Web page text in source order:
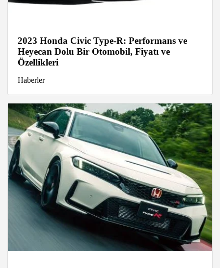
2023 Honda Civic Type-R: Performans ve
Heyecan Dolu Bir Otomobil, Fiyatı ve
Özellikleri
Haberler